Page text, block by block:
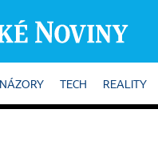
NÁZORY TECH REALITY